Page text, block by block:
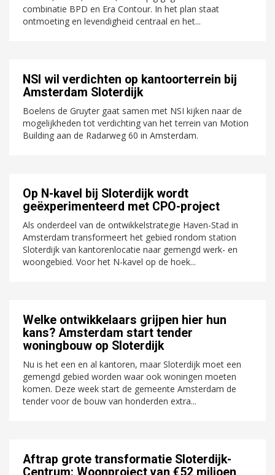
combinatie BPD en Era Contour. In het plan staat
ontmoeting en levendigheid centraal en het...
NSI wil verdichten op kantoorterrein bij
Amsterdam Sloterdijk
Boelens de Gruyter gaat samen met NSI kijken naar de
mogelijkheden tot verdichting van het terrein van Motion
Building aan de Radarweg 60 in Amsterdam.
Op N-kavel bij Sloterdijk wordt
geëxperimenteerd met CPO-project
Als onderdeel van de ontwikkelstrategie Haven-Stad in
Amsterdam transformeert het gebied rondom station
Sloterdijk van kantorenlocatie naar gemengd werk- en
woongebied. Voor het N-kavel op de hoek...
Welke ontwikkelaars grijpen hier hun
kans? Amsterdam start tender
woningbouw op Sloterdijk
Nu is het een en al kantoren, maar Sloterdijk moet een
gemengd gebied worden waar ook woningen moeten
komen. Deze week start de gemeente Amsterdam de
tender voor de bouw van honderden extra...
Aftrap grote transformatie Sloterdijk-